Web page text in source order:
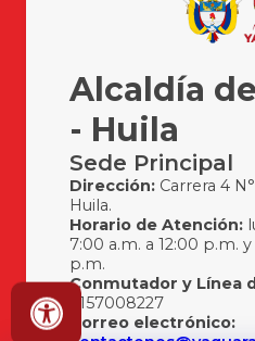
Alcaldía
- Huila
Sede Principal
Dirección: Carrera 4
Huila.
Horario de Atención:
7:00 a.m. a 12:00 p.m.
p.m.
Conmutador y Línea
3157008227
Correo electrónico: